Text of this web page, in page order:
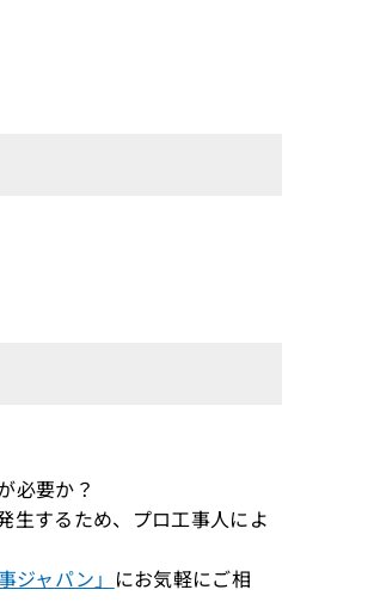
必要か？
するため、プロ工事人によ
ジャパン」 にお気軽にご相